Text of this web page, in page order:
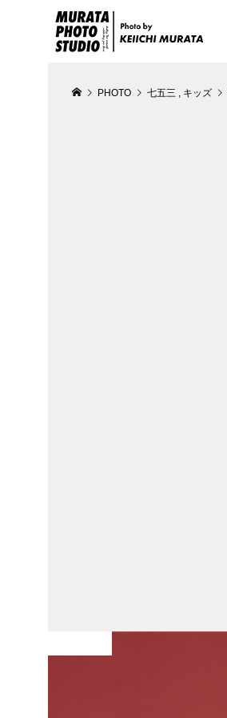
PHOTO 七五三 , キッズ